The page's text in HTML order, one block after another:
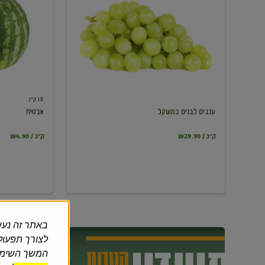
ענבים לבנים במשקל
₪29.90 / ק"ג
10 ק"ג
אבטיח
₪4.90 / ק"ג
באתר זה
לצורך
המשך